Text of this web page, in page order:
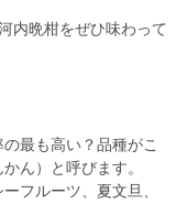
内晩柑をぜひ味わって
も高い？品種がこ
ん）と呼びます。
フルーツ、夏文旦、